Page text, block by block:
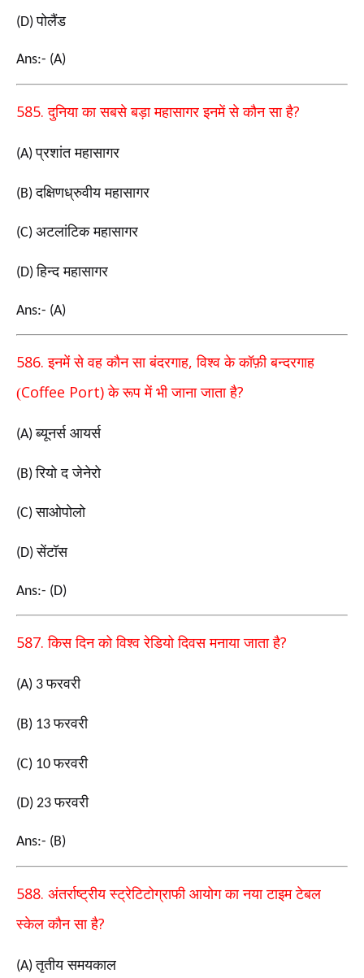
(D)पोलैंड
Ans:- (A)
585.दुनिया का सबसे बड़ा महासागर इनमें से कौन सा है?
(A)प्रशांत महासागर
(B)दक्षिणध्रुवीय महासागर
(C) अटलांटिक महासागर
(D)हिन्द महासागर
Ans:- (A)
586.इनमें से वह कौन सा बंदरगाह,विश्व के कॉफ़ी बन्दरगाह
(Coffee Port)के रूप में भी जाना जाता है?
(A)ब्यूनर्स आयर्स
(B)रियो द जेनेरो
(C)साओपोलो
(D)सेंटॉस
Ans:- (D)
587.किस दिन को विश्व रेडियो दिवस मनाया जाता है?
(A) 3फरवरी
(B) 13फरवरी
(C) 10फरवरी
(D) 23फरवरी
Ans:- (B)
588. अंतर्राष्ट्रीय स्ट्रेटिटोग्राफी आयोग का नया टाइम टेबल
स्केल कौन सा है?
(A)तृतीय समयकाल